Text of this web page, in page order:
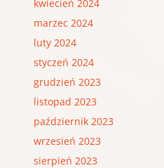
kwiecień 2024
marzec 2024
luty 2024
styczeń 2024
grudzień 2023
listopad 2023
październik 2023
wrzesień 2023
sierpień 2023